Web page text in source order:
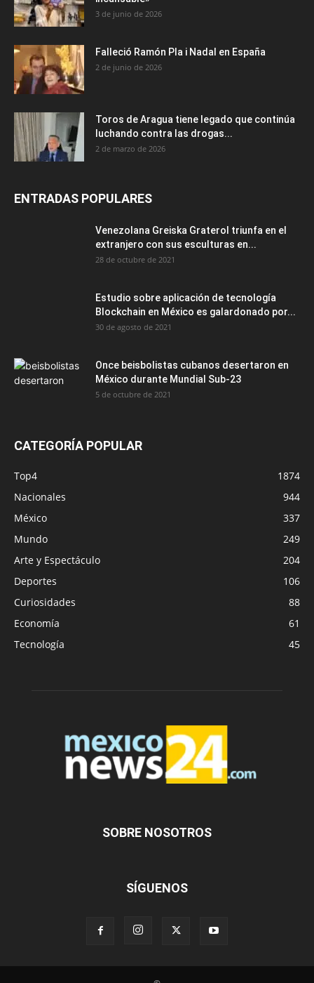
3 de junio de 2026
Falleció Ramón Pla i Nadal en España
2 de junio de 2026
Toros de Aragua tiene legado que continúa
luchando contra las drogas...
2 de marzo de 2026
ENTRADAS POPULARES
Venezolana Greiska Graterol triunfa en el
extranjero con sus esculturas en...
28 de octubre de 2021
Estudio sobre aplicación de tecnología
Blockchain en México es galardonado por...
30 de agosto de 2021
Once beisbolistas cubanos desertaron en
México durante Mundial Sub-23
5 de octubre de 2021
CATEGORÍA POPULAR
Top4
1874
Nacionales
944
México
337
Mundo
249
Arte y Espectáculo
204
Deportes
106
Curiosidades
88
Economía
61
Tecnología
45
SOBRE NOSOTROS
SÍGUENOS